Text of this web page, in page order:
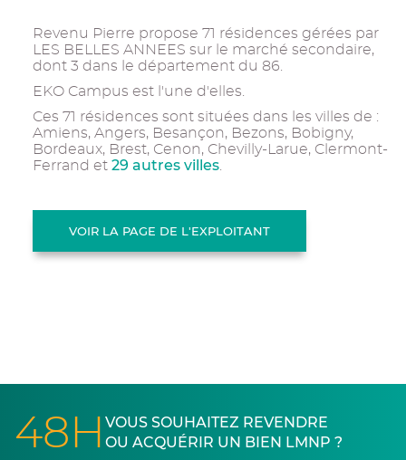
Revenu Pierre propose 71 résidences gérées par
LES BELLES ANNEES sur le marché secondaire,
dont 3 dans le département du 86.
EKO Campus est l'une d'elles.
Ces 71 résidences sont situées dans les villes de :
Amiens, Angers, Besançon, Bezons, Bobigny,
Bordeaux, Brest, Cenon, Chevilly-Larue, Clermont-
Ferrand et 29 autres villes
VOIR LA PAGE DE L'EXPLOITANT
48H VOUS SOUHAITEZ REVENDRE
OU ACQUÉRIR UN BIEN LMNP ?